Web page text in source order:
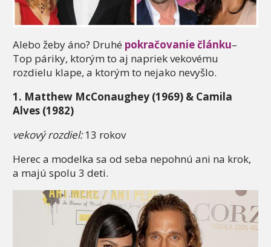
Alebo žeby áno? Druhé pokračovanie článku–
Top páriky, ktorým to aj napriek vekovému
rozdielu klape, a ktorým to nejako nevyšlo.
1. Matthew McConaughey (1969) & Camila
Alves (1982)
vekový rozdiel:13 rokov
Herec a modelka sa od seba nepohnú ani na krok,
a majú spolu 3 deti.